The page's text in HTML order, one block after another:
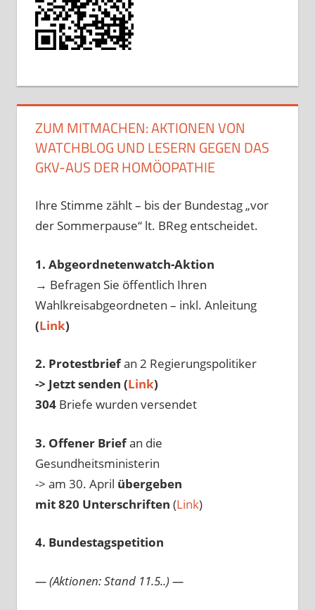
ZUM MITMACHEN: AKTIONEN VON
WATCHBLOG UND LESERN GEGEN DAS
GKV-AUS DER HOMÖOPATHIE
Ihre Stimme zählt – bis der Bundestag „vor
der Sommerpause“ lt. BReg entscheidet.
1. Abgeordnetenwatch-Aktion
→ Befragen Sie öffentlich Ihren
Wahlkreisabgeordneten – inkl. Anleitung
(Link)
2. Protestbriefan 2 Regierungspolitiker
-> Jetzt senden (Link)
304Briefe wurden versendet
3. Offener Briefan die
Gesundheitsministerin
-> am 30. April übergeben
mit 820 Unterschriften (Link)
4. Bundestagspetition
— (Aktionen: Stand 11.5..) —